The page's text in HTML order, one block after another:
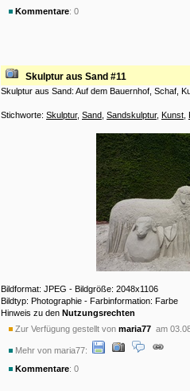
Kommentare: 0
Skulptur aus Sand #11
Skulptur aus Sand: Auf dem Bauernhof, Schaf,
Stichworte: Skulptur, Sand Sandskulptur, Kunst
Bildformat: JPEG - Bildgröße: 2048x1106
Bildtyp: Photographie - Farbinformation: Farbe
Hinweis zu den Nutzungsrechten
Zur Verfügung gestellt von maria77 am
Mehr von maria77:
Kommentare: 0